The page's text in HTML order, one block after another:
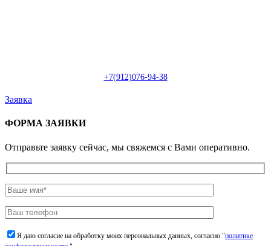
+7(912)076-94-38
Заявка
ФОРМА ЗАЯВКИ
Отправьте заявку сейчас, мы свяжемся с Вами оперативно.
Я даю согласие на обработку моих персональных данных, согласно "политике